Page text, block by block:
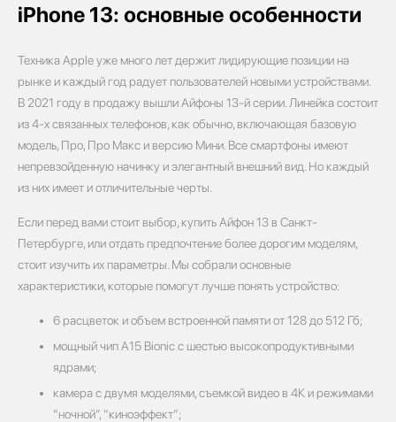
iPhone 13: основные особенности
Техника Apple уже много лет держит лидирующие позиции на
рынке и каждый год радует пользователей новыми устройствами.
В 2021 году в продажу вышли Айфоны 13-й серии. Линейка состоит
из 4-х связанных телефонов, как обычно, включающая базовую
модель, Про, Про Макс и версию Мини. Все смартфоны имеют
непревзойденную начинку и элегантный внешний вид. Но каждый
из них имеет и отличительные черты.
Если перед вами стоит выбор, купить Айфон 13 в Санкт-
Петербурге, или отдать предпочтение более дорогим моделям,
стоит изучить их параметры. Мы собрали основные
характеристики, которые помогут лучше понять устройство:
6 расцветок и объем встроенной памяти от 128 до 512 Гб;
мощный чип A15 Bionic с шестью высокопродуктивными
ядрами;
камера с двумя моделями, съемкой видео в 4К и режимами
“ночной”, “киноэффект”;